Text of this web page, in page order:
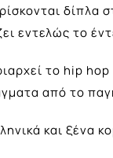
δίπλα
εντελώς το
το hip
από το
και ξένα